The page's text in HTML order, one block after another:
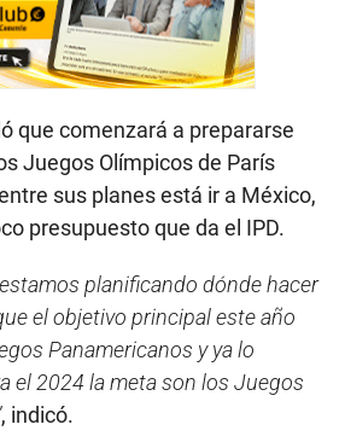
que comenzará a prepararse
Juegos Olímpicos de París
sus planes está ir a México,
presupuesto que da el IPD.
planificando dónde hacer
el objetivo principal este año
Panamericanos y ya lo
el 2024 la meta son los Juegos
, indicó.